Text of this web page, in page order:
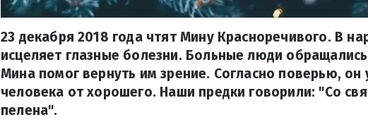
23 декабря 2018 года чтят Мину Красноречивого. В
исцеляет глазные болезни. Больные люди
Мина помог вернуть им зрение. Согласно поверью, он
человека от хорошего. Наши предки говорили: "Со
пелена".